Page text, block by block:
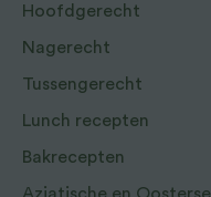
Hoofdgerecht
Nagerecht
Tussengerecht
Lunch recepten
Bakrecepten